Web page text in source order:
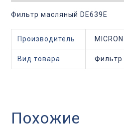
Фильтр масляный DE639E
Производитель
Вид товара Фильтр
Похожие